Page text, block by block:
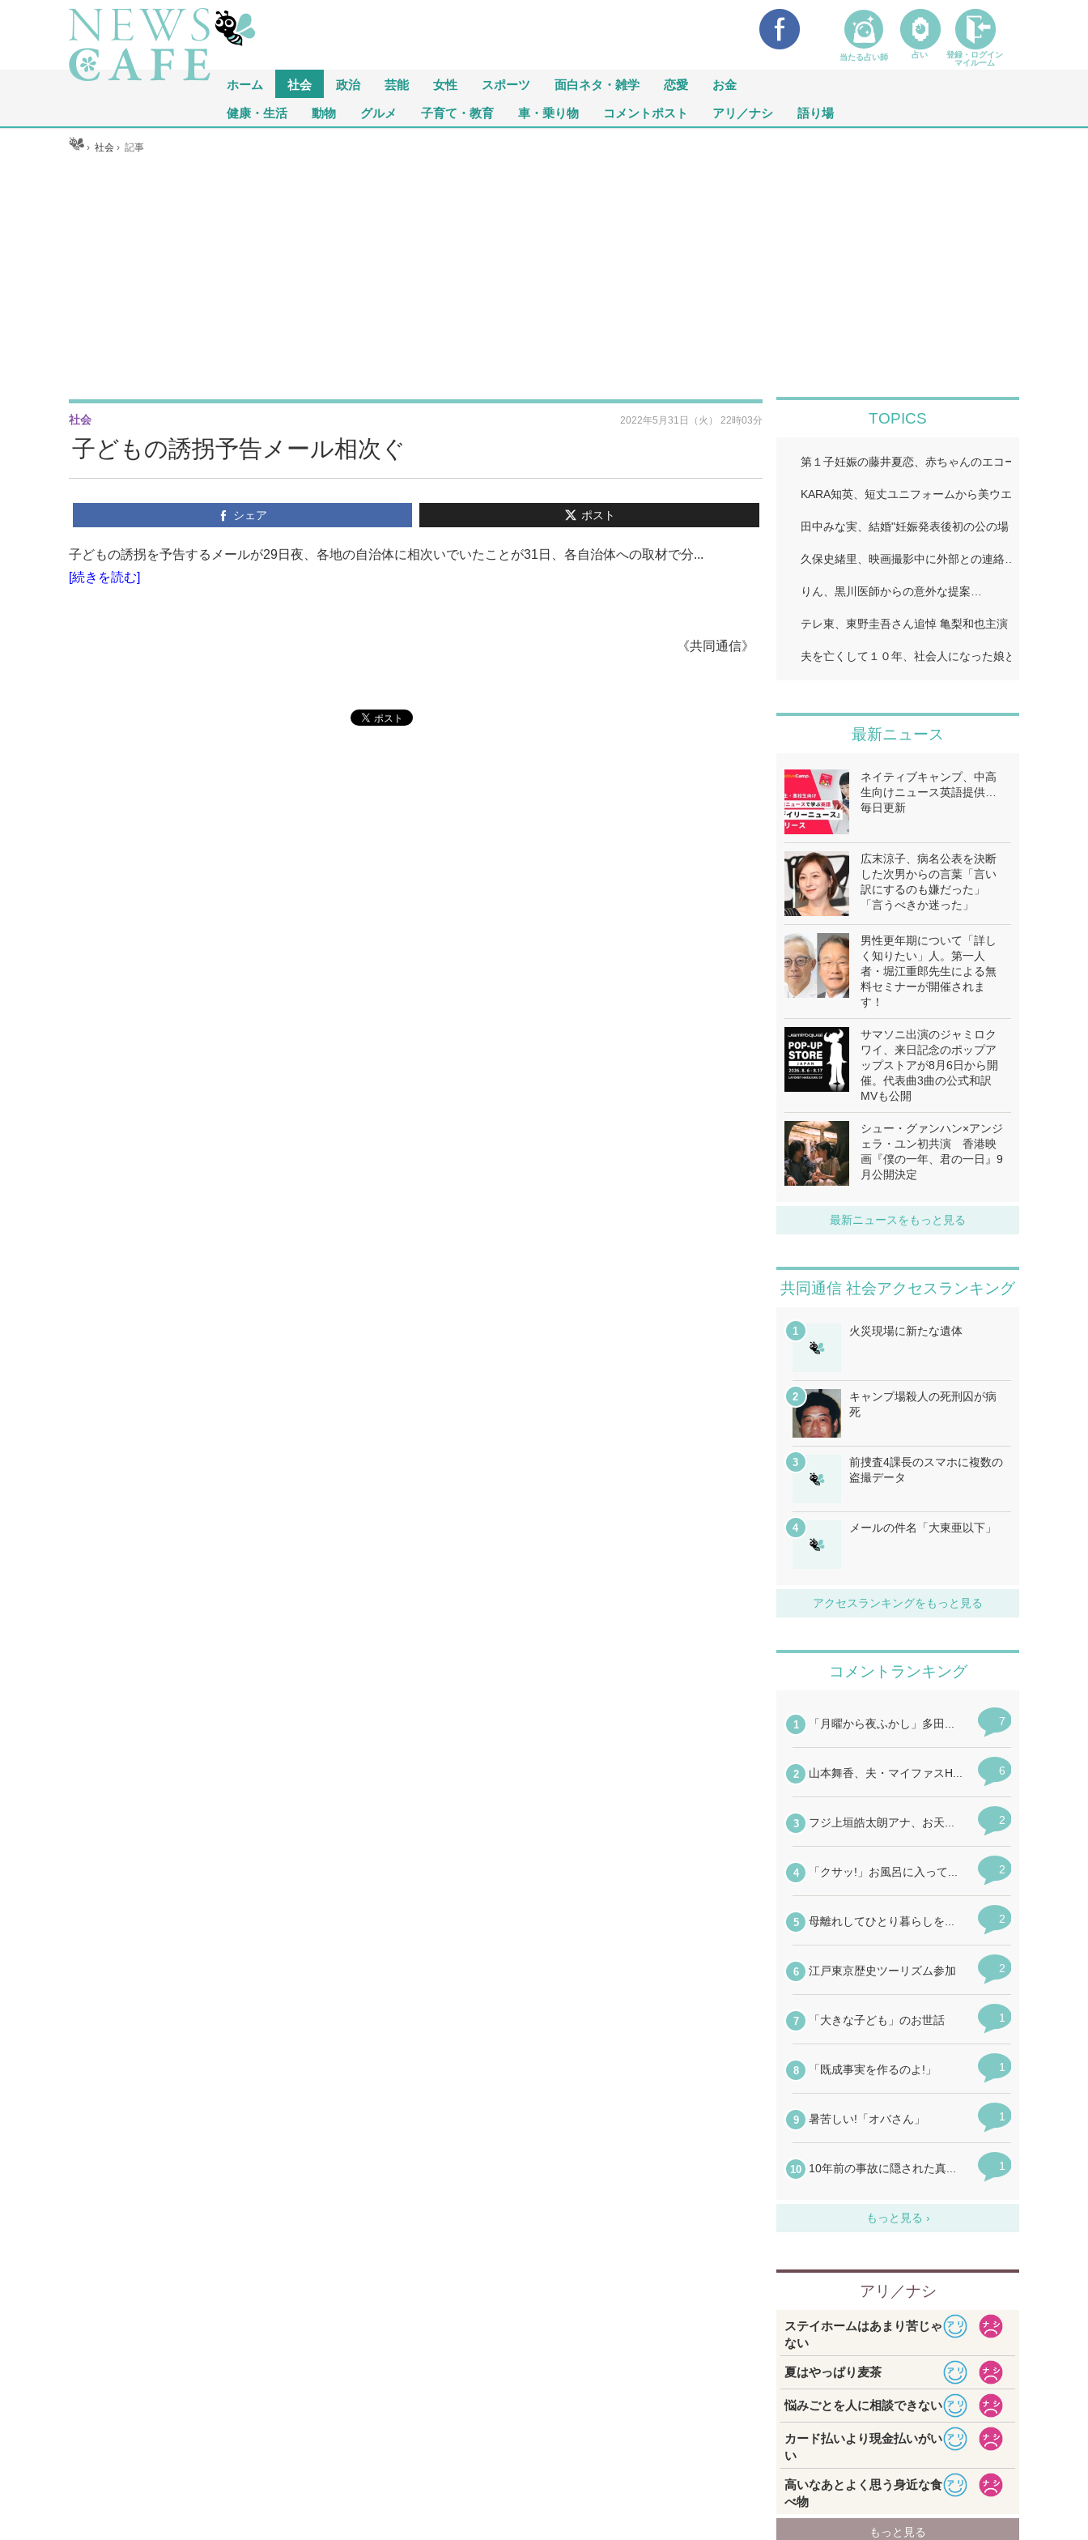
ホーム 社会 政治 芸能 女性 スポーツ 面白ネタ・雑学 恋愛 お金
健康・生活 動物 グルメ 子育て・教育 車・乗り物 コメントポスト アリ／ナシ 語り場
ホーム ›社会 ›記事
子どもの誘拐予告メール相次ぐ
社会 2022年5月31日（火） 22時03分
シェア ポスト
子どもの誘拐を予告するメールが29日夜、各地の自治体に相次いでいたことが31日、各自治体への取材で分...
[続きを読む]
《共同通信》
TOPICS
第１子妊娠の藤井夏恋、赤ちゃんのエコー写真公開「
KARA知英、短丈ユニフォームから美ウエストちらり
田中みな実、結婚"妊娠発表後初の公の場 WEST.重岡
久保史緒里、映画撮影中に外部との連絡…
りん、黒川医師からの意外な提案…
テレ東、東野圭吾さん追悼 亀梨和也主演「東野圭吾 手
夫を亡くして１０年、社会人になった娘とふたり暮ら
最新ニュース
ネイティブキャンプ、中高
生向けニュース英語提供…
毎日更新
広末涼子、病名公表を決断
した次男からの言葉「言い
訳にするのも嫌だった」
「言うべきか迷った」
男性更年期について「詳し
く知りたい」人。第一人
者・堀江重郎先生による無
料セミナーが開催されま
す！
サマソニ出演のジャミロク
ワイ、来日記念のポップア
ップストアが8月6日から開
催。代表曲3曲の公式和訳
MVも公開
シュー・グァンハン×アンジ
ェラ・ユン初共演 香港映
画『僕の一年、君の一日』9
月公開決定
最新ニュースをもっと見る
共同通信 社会アクセスランキング
火災現場に新たな遺体
キャンプ場殺人の死刑囚が病
死
前捜査4課長のスマホに複数の
盗撮データ
メールの件名「大東亜以下」
アクセスランキングをもっと見る
当たる占い師 占い
登録・ログイン
マイルーム